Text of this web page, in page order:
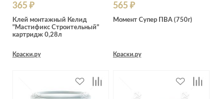
365 ₽
Клей монтажный Келид
"Мастификс Строительный"
картридж 0,28л
Краски.ру
565 ₽
Момент Супер ПВА (750г)
Краски.ру